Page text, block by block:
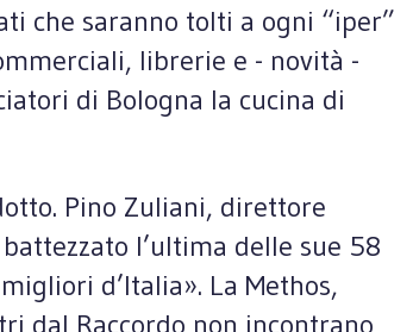
che saranno tolti a ogni “iper”
librerie e - novità -
di Bologna la cucina di
Pino Zuliani, direttore
l’ultima delle sue 58
d’Italia». La Methos,
dal Raccordo non incontrano